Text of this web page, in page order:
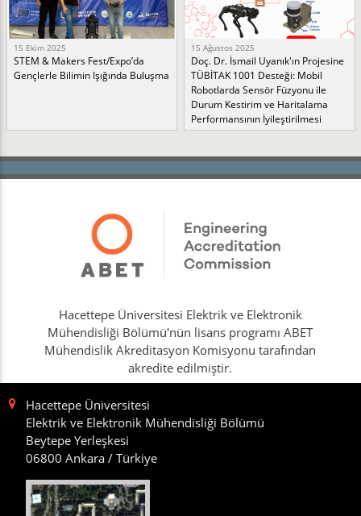
15 Ekim 2025
STEM & Makers Fest/Expo’da
Gençlerle Bilimin Işığında Buluşma
15 Ağustos 2025
Doç. Dr. İsmail Uyanık'ın Projesine
TÜBİTAK 1001 Desteği: Mobil
Robotlarda Sensör Füzyonu ile
Durum Kestirim ve Haritalama
Performansının İyileştirilmesi
Hacettepe Üniversitesi Elektrik ve Elektronik
Mühendisliği Bölümü'nün lisans programı ABET
Mühendislik Akreditasyon Komisyonu tarafından
akredite edilmiştir.
Hacettepe Üniversitesi
Elektrik ve Elektronik Mühendisliği Bölümü
Beytepe Yerleşkesi
06800 Ankara / Türkiye